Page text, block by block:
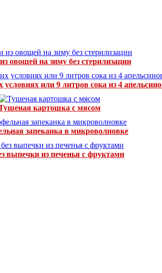
овощей на зиму без стерилизации
или 9 литров сока из 4
картошка с мясом
запеканка в микроволновке
выпечки из печенья с фруктами